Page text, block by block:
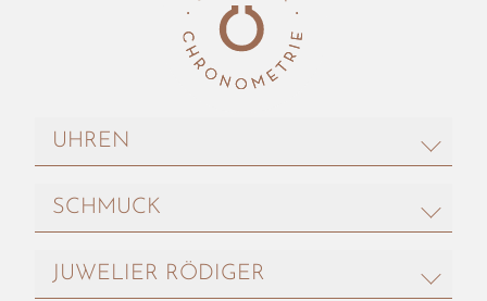
UHREN
ROLEX
BREITLING
FREDERIQUE CONSTANT
SCHMUCK
CAMMILLI
JUWELIER RÖDIGER